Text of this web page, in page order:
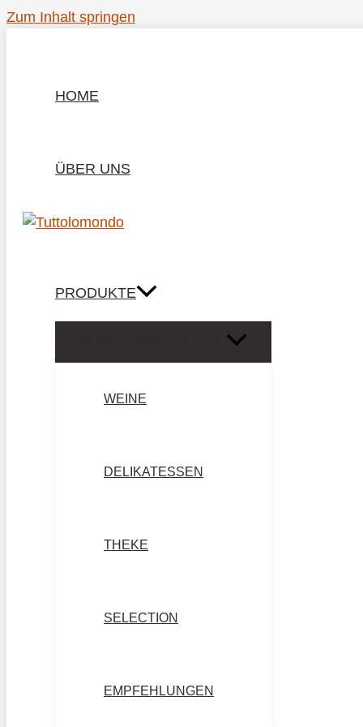
Zum Inhalt springen
HOME
ÜBER UNS
PRODUKTE
WEINE
DELIKATESSEN
THEKE
SELECTION
EMPFEHLUNGEN